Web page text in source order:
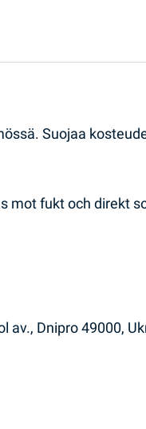
Suojaa
mot fukt och direkt
av., Dnipro 49000,